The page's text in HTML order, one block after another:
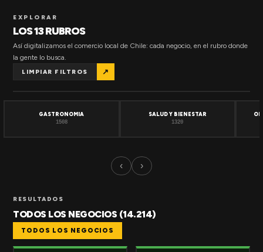
EXPLORAR
LOS 13 RUBROS
Así digitalizamos el comercio local de Chile: cada negocio, en el rubro donde
la gente lo busca.
LIMPIAR FILTROS ↗
GASTRONOMIA
1508
SALUD Y BIENESTAR
1320
‹ ›
RESULTADOS
TODOS LOS NEGOCIOS (14.214)
TODOS LOS NEGOCIOS